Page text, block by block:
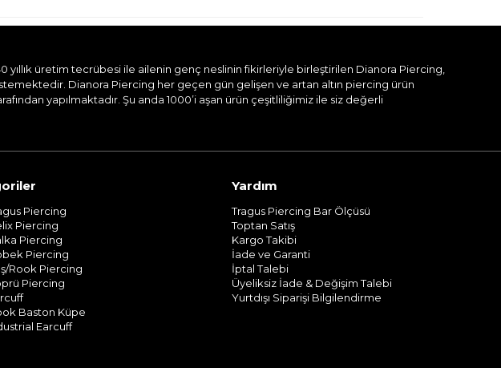
üretim tecrübesi ile ailenin genç neslinin fikirleriyle birleştirilen Dianora Piercing,
Dianora Piercing her geçen gün gelişen ve artan altın piercing ürün
yapılmaktadır. Şu anda 1000’i aşan ürün çeşitliliğimiz ile siz değerli
Piercing
Piercing
Piercing
Piercing
Rook Piercing
Piercing
Baston Küpe
Earcuff
Yardım
Tragus Piercing Bar Ölçüsü
Toptan Satış
Kargo Takibi
İade ve Garanti
İptal Talebi
Üyeliksiz İade & Değişim Talebi
Yurtdışı Siparişi Bilgilendirme